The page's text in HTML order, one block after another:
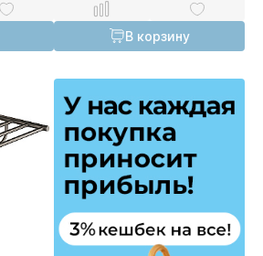
В корзину